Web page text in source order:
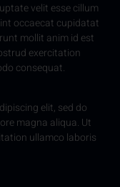
velit esse cillum
occaecat cupidatat
mollit anim id est
exercitation
consequat.
elit, sed do
magna aliqua. Ut
ullamco laboris